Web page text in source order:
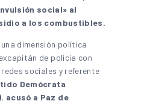
social» al
a los combustibles.
dimensión política
de policía con
sociales y referente
Demócrata
, acusó a Paz de